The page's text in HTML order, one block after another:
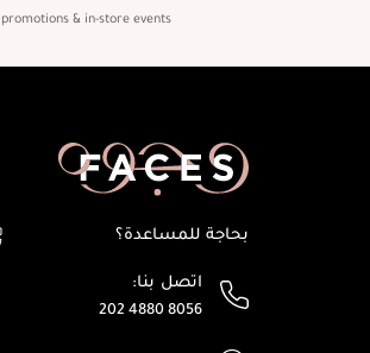
& in-store events
بحاجة للمساعدة؟
اتصل بنا:
202 4880 8056